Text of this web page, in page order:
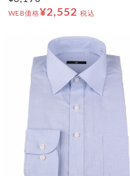
WEB価格¥2,552 税込